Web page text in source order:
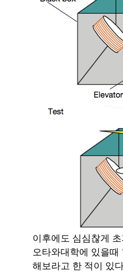
이후에도 심심찮게
오타와대학에 있을
해보라고 한 적이 있